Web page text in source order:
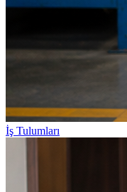
İş Tulumları